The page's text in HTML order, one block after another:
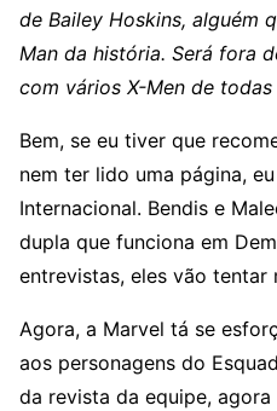
de Bailey Hoskins, alguém
Man da história. Será fora
com vários X-Men de todas
Bem, se eu tiver que
nem ter lido uma página,
Internacional. Bendis e
dupla que funciona em
entrevistas, eles vão tentar
Agora, a Marvel tá se
aos personagens do
da revista da equipe,